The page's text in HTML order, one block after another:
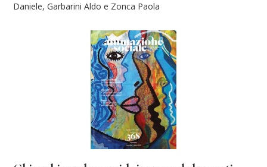
Daniele, Garbarini Aldo e Zonca Paola